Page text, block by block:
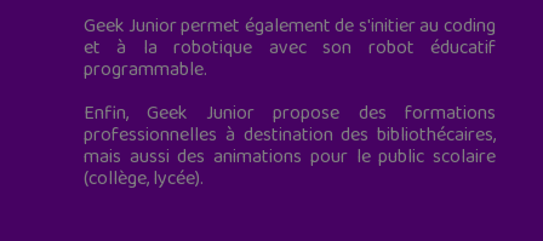
Geek Junior permet également de s'initier au coding
et à la robotique avec son robot éducatif
programmable.
Enfin, Geek Junior propose des formations
professionnelles à destination des bibliothécaires,
mais aussi des animations pour le public scolaire
(collège, lycée).